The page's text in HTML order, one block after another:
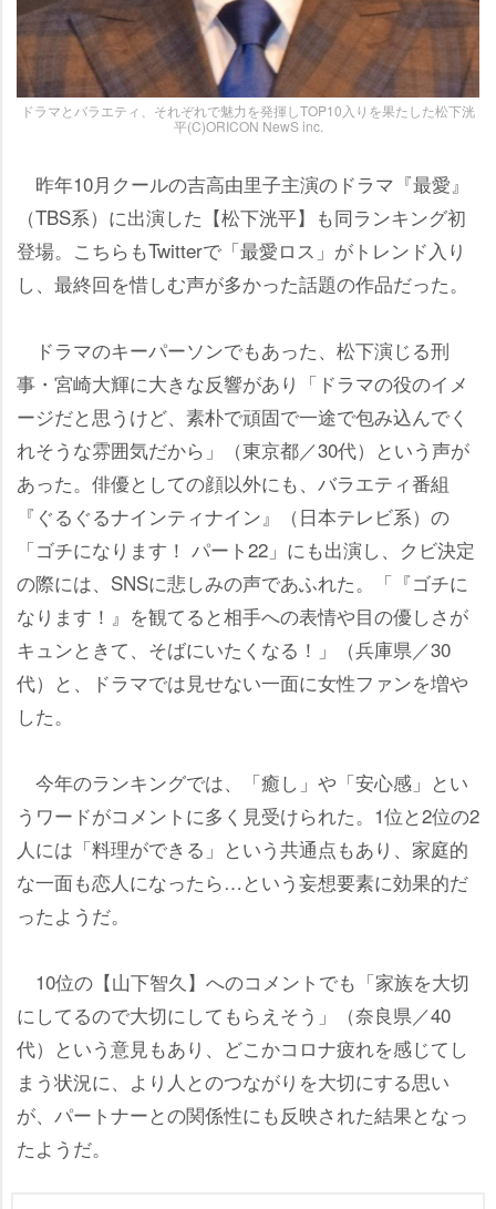
ドラマとバラエティ、それぞれで魅力を発揮しTOP10入りを果たした松下洸
平(C)ORICON NewS inc.
昨年10月クールの吉高由里子主演のドラマ『最愛』
（TBS系）に出演した【松下洸平】も同ランキング初
登場。こちらもTwitterで「最愛ロス」がトレンド入り
し、最終回を惜しむ声が多かった話題の作品だった。
ドラマのキーパーソンでもあった、松下演じる刑
事・宮崎大輝に大きな反響があり「ドラマの役のイメ
ージだと思うけど、素朴で頑固で一途で包み込んでく
れそうな雰囲気だから」（東京都／30代）という声が
あった。俳優としての顔以外にも、バラエティ番組
『ぐるぐるナインティナイン』（日本テレビ系）の
「ゴチになります！ パート22」にも出演し、クビ決定
の際には、SNSに悲しみの声であふれた。「『ゴチに
なります！』を観てると相手への表情や目の優しさが
キュンときて、そばにいたくなる！」（兵庫県／30
代）と、ドラマでは見せない一面に女性ファンを増
した。
今年のランキングでは、「癒し」や「安心感」とい
うワードがコメントに多く見受けられた。1位と2位の2
人には「料理ができる」という共通点もあり、家庭的
な一面も恋人になったら…という妄想要素に効果的だ
ったようだ。
10位の【山下智久】へのコメントでも「家族を大切
にしてるので大切にしてもらえそう」（奈良県／40
代）という意見もあり、どこかコロナ疲れを感じてし
まう状況に、より人とのつながりを大切にする思い
が、パートナーとの関係性にも反映された結果となっ
たようだ。